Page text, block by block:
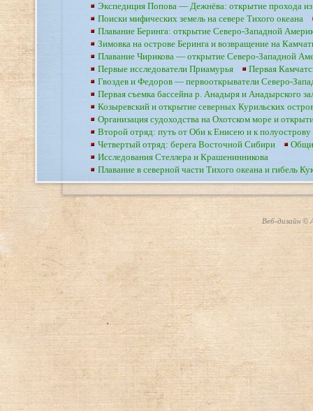
Экспедиция Попова — Дежнёва: открытие прохода
Поиски мифических земель на севере Тихого океана
Плавание Беринга: открытие Северо-Западной
Зимовка на острове Беринга и возвращение на
Плавание Чирикова — открытие Северо-Западной
Первые исследователи Приамурья
Первая
Гвоздев и Федоров — первооткрыватели Северо-
Первая съемка бассейна р. Анадыря и Анадырского
Козыревский и открытие северных Курильских
Организация судоходства на Охотском море и
Второй отряд: путь от Оби к Енисею и к
Четвертый отряд: берега Восточной Сибири
Исследования Стеллера и Крашенинникова
Плавание в северной части Тихого океана и гибель
Веб-дизайн ©